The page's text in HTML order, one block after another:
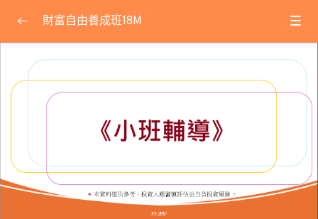
課程公告 0/32
★線上會議使用方式教學★
2025.05.14小班輔導會議
2025.06.29小班輔導會議
2025.07.07專屬直播
財富自由養成班18M